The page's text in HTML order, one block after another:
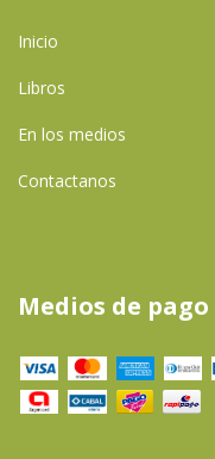
Inicio
Libros
En los medios
Contactanos
Medios de pago